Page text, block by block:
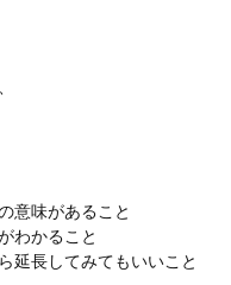
意味があること
わかること
延長してみてもいいこと